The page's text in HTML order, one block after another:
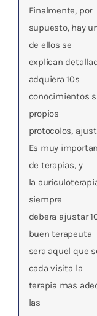
Finalmente, por
supuesto, hay
de ellos se
explican
adquiera 10s
conocimientos
propios
protocolos,
Es muy
de terapias, y
la
siempre
debera ajustar
buen terapeuta
sera aquel que
cada visita la
terapia mas
las